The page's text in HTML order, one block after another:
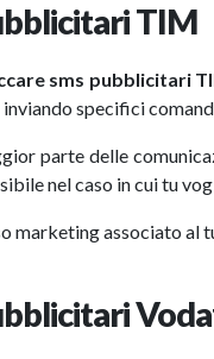
TIM
sms pubblicitari
specifici
parte delle
nel caso in cui tu
marketing associato al